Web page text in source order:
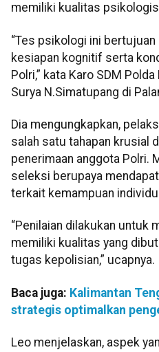
memiliki kualitas psikologis
“Tes psikologi ini
kesiapan kognitif serta
Polri,” kata Karo SDM
Surya N.Simatupang di
Dia mengungkapkan,
salah satu tahapan krusial
penerimaan anggota Polri.
seleksi berupaya
terkait kemampuan
“Penilaian dilakukan untuk
memiliki kualitas yang
tugas kepolisian,” ucapnya.
Baca juga: Kalimantan
strategis optimalkan
Leo menjelaskan, aspek